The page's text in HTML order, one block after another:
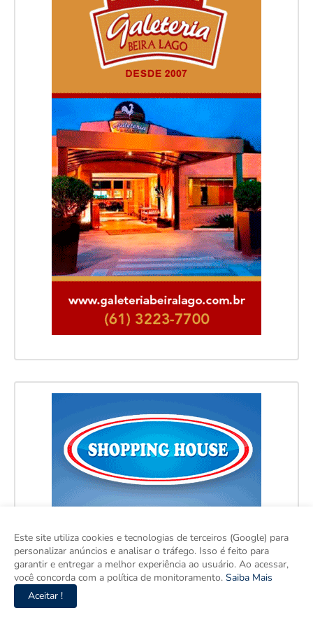
Este site utiliza cookies e tecnologias de terceiros (Google) para
personalizar anúncios e analisar o tráfego. Isso é feito para
garantir e entregar a melhor experiência ao usuário. Ao acessar,
você concorda com a política de monitoramento. Saiba Mais
Aceitar !